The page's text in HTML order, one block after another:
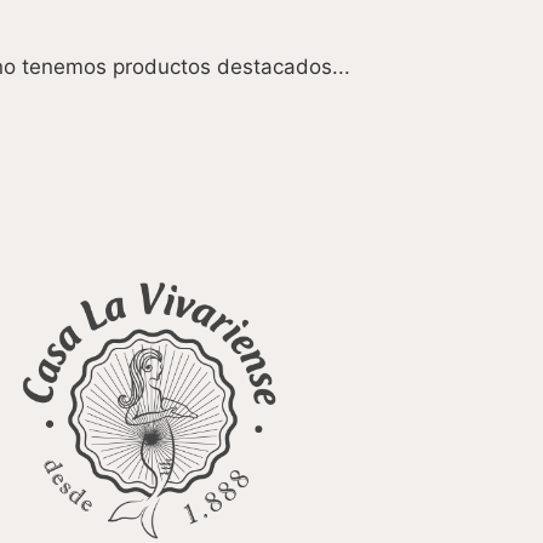
tenemos productos destacados...